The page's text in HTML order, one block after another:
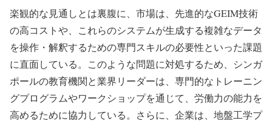
楽観的な見通しとは裏腹に、市場は、先進的なGEIM技術
の高コストや、これらのシステムが生成する複雑なデータ
を操作・解釈するための専門スキルの必要性といった課題
に直面している。このような問題に対処するため、シンガ
ポールの教育機関と業界リーダーは、専門的なトレーニン
グプログラムやワークショップを通じて、労働力の能力を
高めるために協力している。さらに、企業は、地盤工学プ